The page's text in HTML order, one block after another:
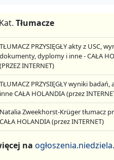
Kat. Tłumacze
TŁUMACZ PRZYSIĘGŁY akty z USC,
dokumenty, dyplomy i inne - CAŁA
(PRZEZ INTERNET)
TŁUMACZ PRZYSIĘGŁY wyniki
inne CAŁA HOLANDIA (przez
Natalia Zweekhorst-Krüger tłumacz
CAŁA HOLANDIA (przez INTERNET)
na